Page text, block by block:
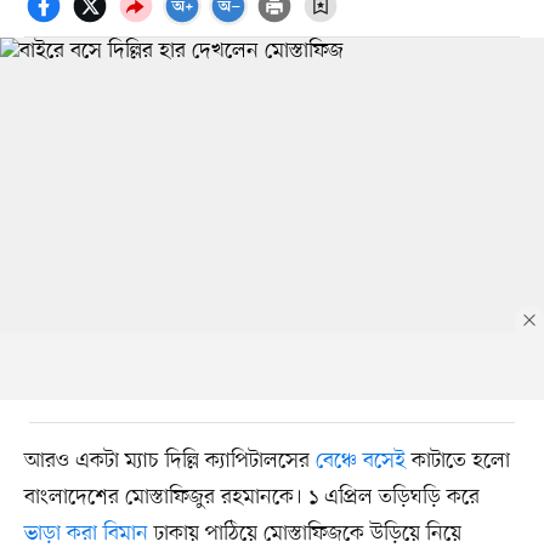
আরও একটা ম্যাচ দিল্লি ক্যাপিটালসের বেঞ্চে বসেইকাটাতে হলো
বাংলাদেশের মোস্তাফিজুর রহমানকে। ১ এপ্রিল তড়িঘড়ি করে
ভাড়া করা বিমানঢাকায় পাঠিয়ে মোস্তাফিজকে উড়িয়ে নিয়ে